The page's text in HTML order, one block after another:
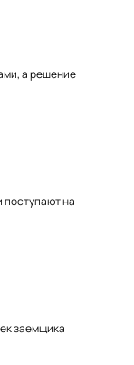
а решение
поступают на
заемщика